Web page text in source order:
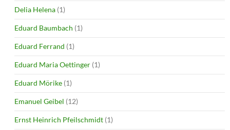
Delia Helena (1)
Eduard Baumbach (1)
Eduard Ferrand (1)
Eduard Maria Oettinger (1)
Eduard Mörike (1)
Emanuel Geibel (12)
Ernst Heinrich Pfeilschmidt (1)